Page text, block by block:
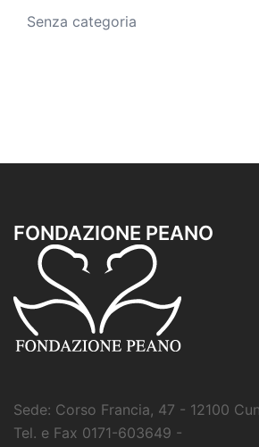
Senza categoria
FONDAZIONE PEANO
Sede: Corso Francia, 47 - 12100
Tel. e Fax 0171-603649 -